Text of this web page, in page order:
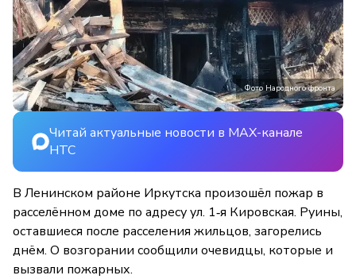
Фото Народного фронта
Читай актуальные новости в MAX-канале
НТС
В Ленинском районе Иркутска произошёл пожар в
расселённом доме по адресу ул. 1‑я Кировская. Руины,
оставшиеся после расселения жильцов, загорелись
днём. О возгорании сообщили очевидцы, которые и
вызвали пожарных.